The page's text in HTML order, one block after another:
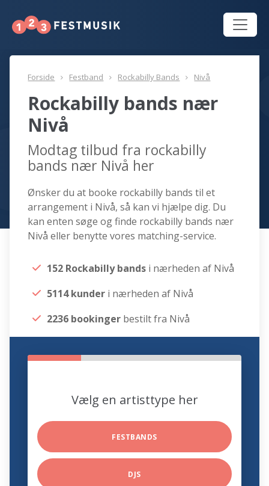
Forside Festband Rockabilly Bands Nivå
Rockabilly bands nær
Nivå
Modtag tilbud fra rockabilly
bands nær Nivå her
Ønsker du at booke rockabilly bands til et
arrangement i Nivå, så kan vi hjælpe dig. Du
kan enten søge og finde rockabilly bands nær
Nivå eller benytte vores matching-service.
152 Rockabilly bands i nærheden af Nivå
5114 kunder i nærheden af Nivå
2236 bookinger bestilt fra Nivå
Vælg en artisttype her
FESTBANDS
DJS